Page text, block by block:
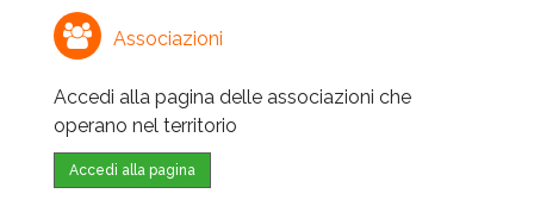
Associazioni
Accedi alla pagina delle associazioni che
operano nel territorio
Accedi alla pagina